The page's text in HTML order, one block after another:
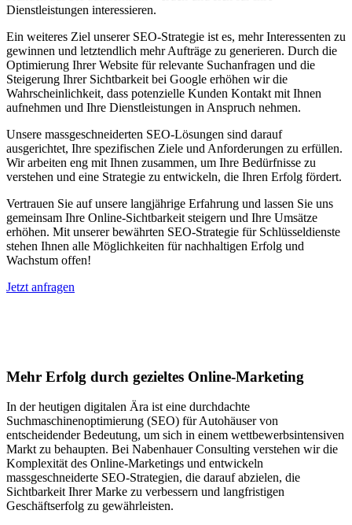
Dienstleistungen interessieren.
Ein weiteres Ziel unserer SEO-Strategie ist es, mehr Interessenten zu
gewinnen und letztendlich mehr Aufträge zu generieren. Durch die
Optimierung Ihrer Website für relevante Suchanfragen und die
Steigerung Ihrer Sichtbarkeit bei Google erhöhen wir die
Wahrscheinlichkeit, dass potenzielle Kunden Kontakt mit Ihnen
aufnehmen und Ihre Dienstleistungen in Anspruch nehmen.
Unsere massgeschneiderten SEO-Lösungen sind darauf
ausgerichtet, Ihre spezifischen Ziele und Anforderungen zu erfüllen.
Wir arbeiten eng mit Ihnen zusammen, um Ihre Bedürfnisse zu
verstehen und eine Strategie zu entwickeln, die Ihren Erfolg fördert.
Vertrauen Sie auf unsere langjährige Erfahrung und lassen Sie uns
gemeinsam Ihre Online-Sichtbarkeit steigern und Ihre Umsätze
erhöhen. Mit unserer bewährten SEO-Strategie für Schlüsseldienste
stehen Ihnen alle Möglichkeiten für nachhaltigen Erfolg und
Wachstum offen!
Jetzt anfragen
Mehr Erfolg durch gezieltes Online-Marketing
In der heutigen digitalen Ära ist eine durchdachte
Suchmaschinenoptimierung (SEO) für Autohäuser von
entscheidender Bedeutung, um sich in einem wettbewerbsintensiven
Markt zu behaupten. Bei Nabenhauer Consulting verstehen wir die
Komplexität des Online-Marketings und entwickeln
massgeschneiderte SEO-Strategien, die darauf abzielen, die
Sichtbarkeit Ihrer Marke zu verbessern und langfristigen
Geschäftserfolg zu gewährleisten.